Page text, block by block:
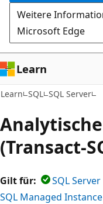
Weitere
Microsoft Edge
Learn
Learn SQL SQL Server
(Transact-
Gilt für: SQL Server
SQL Managed Instance